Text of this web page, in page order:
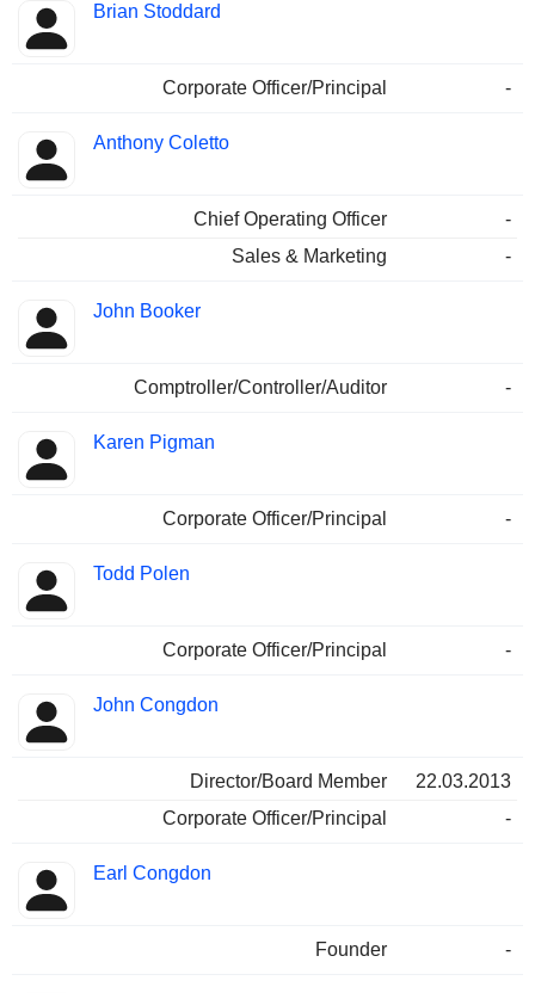
Brian Stoddard
Corporate Officer/Principal -
Anthony Coletto
Chief Operating Officer
-
Sales & Marketing
-
John Booker
Comptroller/Controller/Auditor -
Karen Pigman
Corporate Officer/Principal -
Todd Polen
Corporate Officer/Principal -
John Congdon
Director/Board Member
22.03.2013
Corporate Officer/Principal
-
Earl Congdon
Founder -